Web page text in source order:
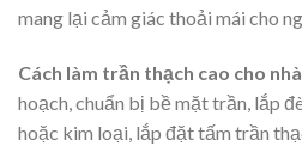
mang lại cảm giác thoải mái cho
Cách làm trần thạch cao cho
hoạch, chuẩn bị bề mặt trần, lắp
hoặc kim loại, lắp đặt tấm trần